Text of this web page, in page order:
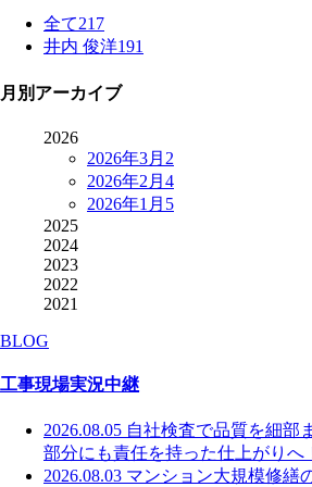
全て217
井内 俊洋191
月別アーカイブ
2026
2026年3月 2
2026年2月 4
2026年1月 5
2025
2024
2023
2022
2021
BLOG
工事現場実況中継
2026.08.05 自社検査で品質を細部
部分にも責任を持った仕上がりへ
2026.08.03 マンション大規模修繕